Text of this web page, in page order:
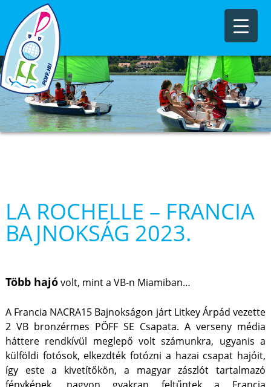
LA ROCHELLE – FRANCIA
BAJNOKSÁG 2023.
Több hajóvolt, mint a VB-n Miamiban…
A Francia NACRA15 Bajnokságon járt Litkey Árpád vezette
2 VB bronzérmes PÖFF SE Csapata. A verseny média
háttere rendkívül meglepő volt számunkra, ugyanis a
külföldi fotósok, elkezdték fotózni a hazai csapat hajóit,
így este a kivetítőkön, a magyar zászlót tartalmazó